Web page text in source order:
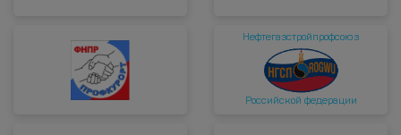
Нефтегазстройпрофсоюз
Российской федерации